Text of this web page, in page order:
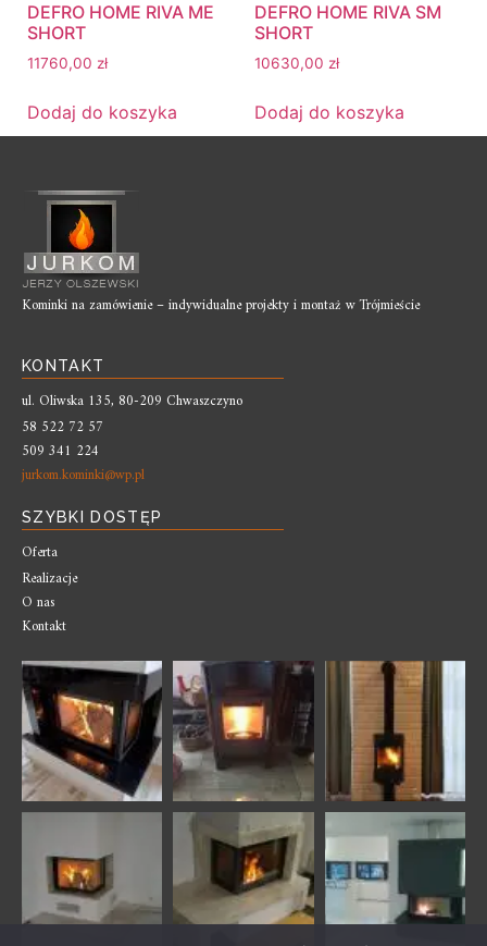
DEFRO HOME RIVA ME
SHORT
11760,00 zł
Dodaj do koszyka
DEFRO HOME RIVA SM
SHORT
10630,00 zł
Dodaj do koszyka
Kominki na zamówienie – indywidualne projekty i montaż w Trójmieście
KONTAKT
ul. Oliwska 135, 80-209 Chwaszczyno
58 522 72 57
509 341 224
jurkom.kominki@wp.pl
SZYBKI DOSTĘP
Oferta
Realizacje
O nas
Kontakt